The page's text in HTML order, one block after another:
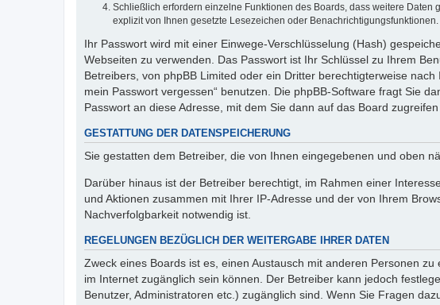
Schließlich erfordern einzelne Funktionen des Boards, dass weitere
explizit von Ihnen gesetzte Lesezeichen oder Benachrichtigungsfunktionen.
Ihr Passwort wird mit einer Einwege-Verschlüsselung (Hash)
Webseiten zu verwenden. Das Passwort ist Ihr Schlüssel zu Ihrem
Betreibers, von phpBB Limited oder ein Dritter berechtigterweise
mein Passwort vergessen“ benutzen. Die phpBB-Software fragt Sie
Passwort an diese Adresse, mit dem Sie dann auf das Board
GESTATTUNG DER DATENSPEICHERUNG
Sie gestatten dem Betreiber, die von Ihnen eingegebenen und oben
Darüber hinaus ist der Betreiber berechtigt, im Rahmen einer
und Aktionen zusammen mit Ihrer IP-Adresse und der von Ihrem
Nachverfolgbarkeit notwendig ist.
REGELUNGEN BEZÜGLICH DER WEITERGABE IHRER DATEN
Zweck eines Boards ist es, einen Austausch mit anderen Personen
im Internet zugänglich sein können. Der Betreiber kann jedoch
Benutzer, Administratoren etc.) zugänglich sind. Wenn Sie Fragen